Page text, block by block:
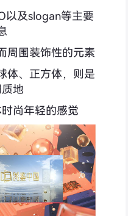
以及slogan等主要
周围装饰性的元素
体、正方体，则是
地
尚年轻的感觉